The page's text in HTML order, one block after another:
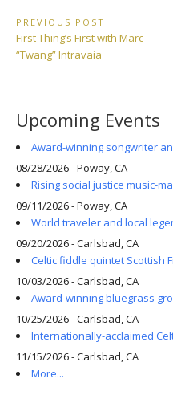
Post
navigation
PREVIOUS POST
Previous
Post:
First Thing’s First with Marc
“Twang” Intravaia
Upcoming Events
Award-winning songwriter
08/28/2026 - Poway, CA
Rising social justice music-
09/11/2026 - Poway, CA
World traveler and local
09/20/2026 - Carlsbad, CA
Celtic fiddle quintet Scottish
10/03/2026 - Carlsbad, CA
Award-winning bluegrass
10/25/2026 - Carlsbad, CA
Internationally-acclaimed
11/15/2026 - Carlsbad, CA
More...